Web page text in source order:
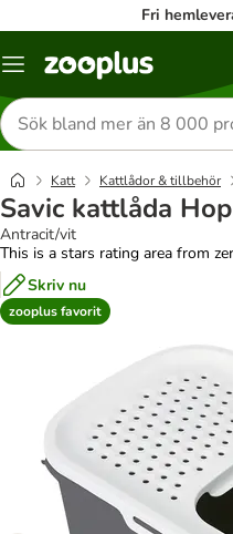
Fri
Katalogmeny
Sök
efter
produkter
Katt Kattlådor & tillbehör
Savic kattlåda
Antracit/vit
This is a stars rating area from
Skriv nu
zooplus favorit